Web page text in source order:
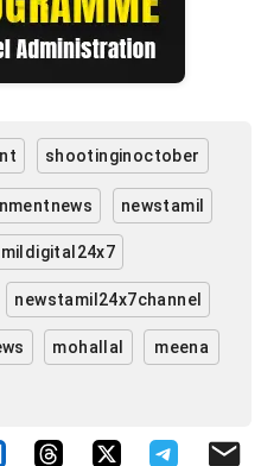
shootinginoctober
newstamil
newstamil24x7channel
mohallal meena